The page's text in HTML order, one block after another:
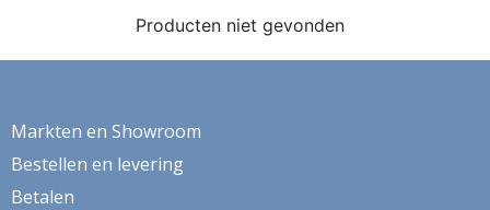
ginko
gnome
Producten niet gevonden
Markten en Showroom
Bestellen en levering
Betalen